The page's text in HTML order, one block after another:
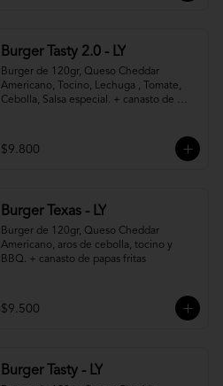
Burger Tasty 2.0 - LY
Burger de 120gr, Queso Cheddar
Americano, Tocino, Lechuga , Tomate,
Cebolla, Salsa especial. + canasto de
$9.800
Burger Texas - LY
Burger de 120gr, Queso Cheddar
Americano, aros de cebolla, tocino y
BBQ. + canasto de papas fritas
$9.500
Burger Tasty - LY